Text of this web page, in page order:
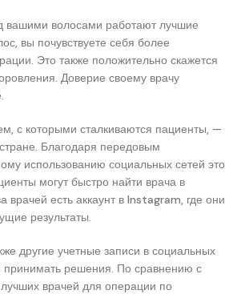
вашими волосами работают лучшие
вы почувствуете себя более
Это также положительно скажется
Доверие своему врачу
с которыми сталкиваются пациенты, —
Благодаря передовым
использованию социальных сетей это
могут быстро найти врача в
врачей есть аккаунт в Instagram, где они
результаты.
другие учетные записи в социальных
принимать решения. По сравнению с
врачей для операции по